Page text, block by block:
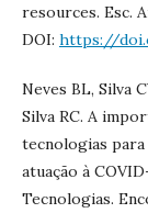
resources. Esc.
DOI: https://
Neves BL, Silva
Silva RC. A
tecnologias para
atuação à
Tecnologias.